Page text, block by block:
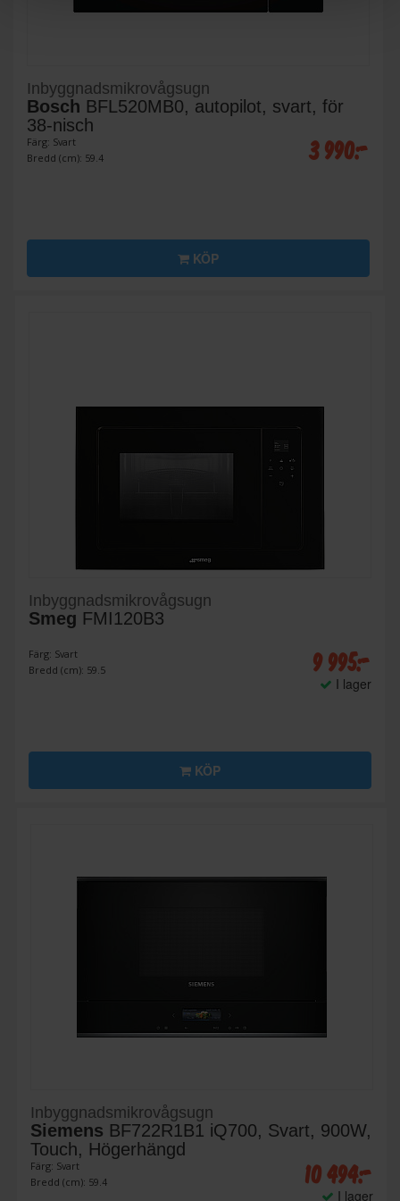
Inbyggnadsmikrovågsugn
Bosch BFL520MB0, autopilot, svart, för
38-nisch
Färg: Svart
Bredd (cm): 59.4
3 990:-
KÖP
Inbyggnadsmikrovågsugn
Smeg FMI120B3
Färg: Svart
Bredd (cm): 59.5
9 995:-
I lager
KÖP
Inbyggnadsmikrovågsugn
Siemens BF722R1B1 iQ700, Svart, 900W,
Touch, Högerhängd
Färg: Svart
Bredd (cm): 59.4
10 494:-
I lager